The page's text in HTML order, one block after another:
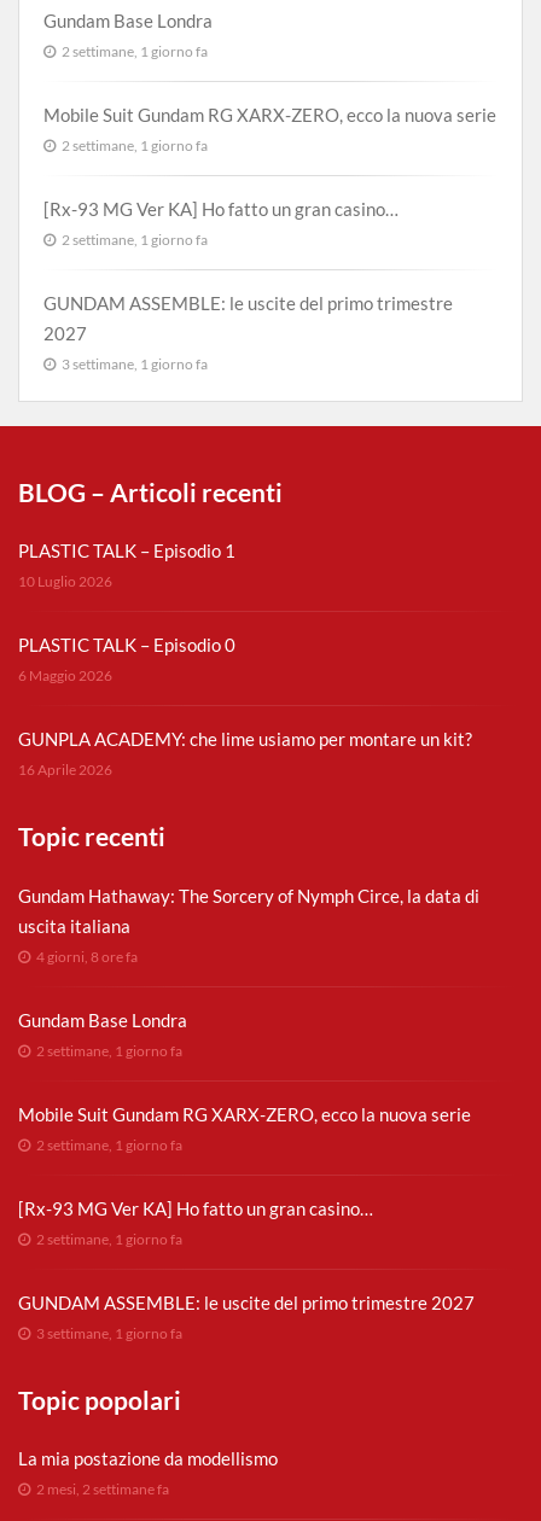
Gundam Base Londra
2 settimane, 1 giorno fa
Mobile Suit Gundam RG XARX-ZERO, ecco la nuova serie
2 settimane, 1 giorno fa
[Rx-93 MG Ver KA] Ho fatto un gran casino…
2 settimane, 1 giorno fa
GUNDAM ASSEMBLE: le uscite del primo trimestre
2027
3 settimane, 1 giorno fa
BLOG – Articoli recenti
PLASTIC TALK – Episodio 1
10 Luglio 2026
PLASTIC TALK – Episodio 0
6 Maggio 2026
GUNPLA ACADEMY: che lime usiamo per montare un kit?
16 Aprile 2026
Topic recenti
Gundam Hathaway: The Sorcery of Nymph Circe, la data di
uscita italiana
4 giorni, 8 ore fa
Gundam Base Londra
2 settimane, 1 giorno fa
Mobile Suit Gundam RG XARX-ZERO, ecco la nuova serie
2 settimane, 1 giorno fa
[Rx-93 MG Ver KA] Ho fatto un gran casino…
2 settimane, 1 giorno fa
GUNDAM ASSEMBLE: le uscite del primo trimestre 2027
3 settimane, 1 giorno fa
Topic popolari
La mia postazione da modellismo
2 mesi, 2 settimane fa